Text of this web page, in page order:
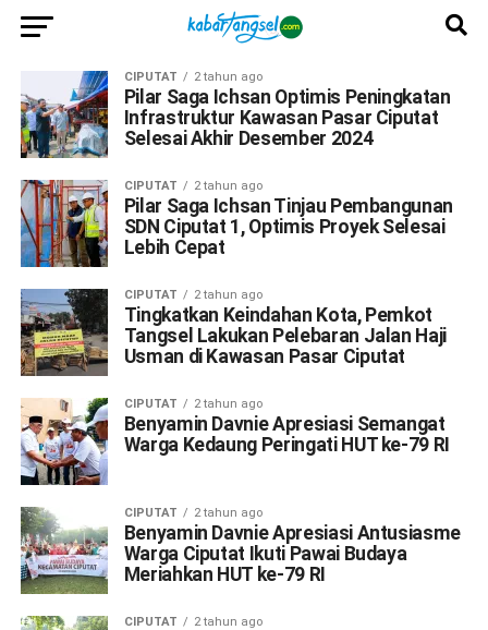
CIPUTAT 2 tahun ago
Pilar Saga Ichsan Optimis Peningkatan
Infrastruktur Kawasan Pasar Ciputat
Selesai Akhir Desember 2024
CIPUTAT 2 tahun ago
Pilar Saga Ichsan Tinjau Pembangunan
SDN Ciputat 1, Optimis Proyek Selesai
Lebih Cepat
CIPUTAT 2 tahun ago
Tingkatkan Keindahan Kota, Pemkot
Tangsel Lakukan Pelebaran Jalan Haji
Usman di Kawasan Pasar Ciputat
CIPUTAT 2 tahun ago
Benyamin Davnie Apresiasi Semangat
Warga Kedaung Peringati HUT ke-79 RI
CIPUTAT 2 tahun ago
Benyamin Davnie Apresiasi Antusiasme
Warga Ciputat Ikuti Pawai Budaya
Meriahkan HUT ke-79 RI
CIPUTAT 2 tahun ago